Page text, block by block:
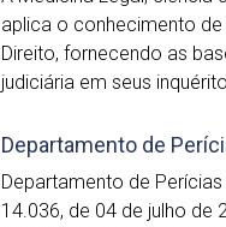
aplica o conhecimento
Direito, fornecendo as
judiciária em seus
Departamento de
Departamento de
14.036, de 04 de julho de